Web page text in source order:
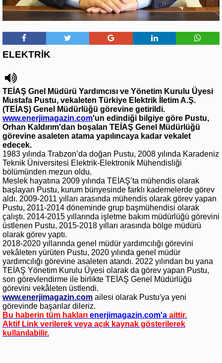
ELEKTRİK
TEİAŞ Gnel Müdürü Yardımcısı ve Yönetim Kurulu Üyesi
Mustafa Pustu, vekaleten Türkiye Elektrik İletim A.Ş.
(TEİAŞ) Genel Müdürlüğü görevine getirildi.
www.enerjimagazin.com'un edindiği bilgiye göre Pustu,
Orhan Kaldırım'dan boşalan TEİAŞ Genel Müdürlüğü
görevine asaleten atama yapılıncaya kadar vekalet
edecek.
1983 yılında Trabzon’da doğan Pustu, 2008 yılında Karadeniz
Teknik Üniversitesi Elektrik-Elektronik Mühendisliği
bölümünden mezun oldu.
Meslek hayatına 2009 yılında TEİAŞ’ta mühendis olarak
başlayan Pustu, kurum bünyesinde farklı kademelerde görev
aldı. 2009-2011 yılları arasında mühendis olarak görev yapan
Pustu, 2011-2014 döneminde grup başmühendisi olarak
çalıştı. 2014-2015 yıllarında işletme bakım müdürlüğü görevini
üstlenen Pustu, 2015-2018 yılları arasında bölge müdürü
olarak görev yaptı.
2018-2020 yıllarında genel müdür yardımcılığı görevini
vekâleten yürüten Pustu, 2020 yılında genel müdür
yardımcılığı görevine asaleten atandı. 2022 yılından bu yana
TEİAŞ Yönetim Kurulu Üyesi olarak da görev yapan Pustu,
son görevlendirme ile birlikte TEİAŞ Genel Müdürlüğü
görevini vekâleten üstlendi.
www.enerjimagazin.com ailesi olarak Pustu'ya yeni
görevinde başarılar dileriz.
Bu haberin tüm hakları enerjimagazin.com'a aittir.
Aktif Link verilerek veya açık kaynak gösterilerek
kullanılabilir.